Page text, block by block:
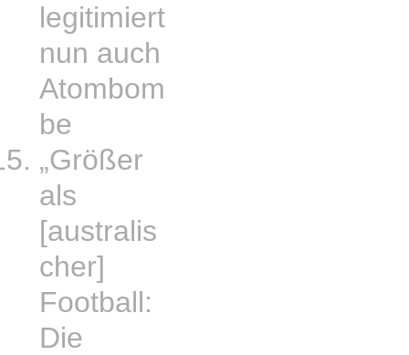
legitimiert
nun auch
Atombom
be
„Größer
als
[australis
cher]
Football:
Die